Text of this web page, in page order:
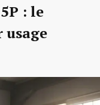
: le
usage